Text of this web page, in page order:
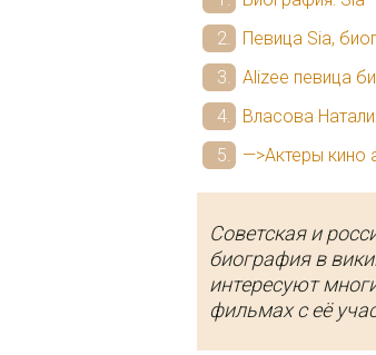
Певица Sia,
Alizee певица
Власова
—>Актеры кино
Советская и
биография в
интересуют
фильмах с её